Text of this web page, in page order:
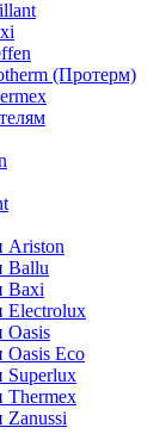
(Протерм)
Ariston
Ballu
Baxi
Electrolux
Oasis
Oasis Eco
Superlux
Thermex
Zanussi